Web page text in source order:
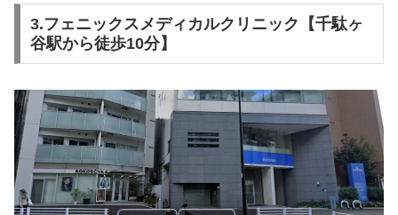
3.フェニックスメディカルクリニック【千駄ヶ
谷駅から徒歩10分】